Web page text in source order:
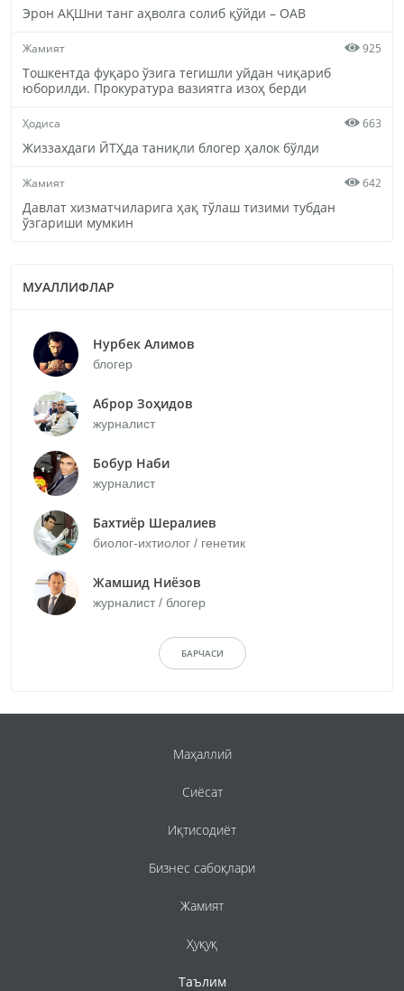
Эрон АҚШни танг аҳволга солиб қўйди – ОАВ
Жамият 925
Тошкентда фуқаро ўзига тегишли уйдан чиқариб
юборилди. Прокуратура вазиятга изоҳ берди
Ҳодиса 663
Жиззахдаги ЙТҲда таниқли блогер ҳалок бўлди
Жамият 642
Давлат хизматчиларига ҳақ тўлаш тизими тубдан
ўзгариши мумкин
МУАЛЛИФЛАР
Нурбек Алимов
блогер
Аброр Зоҳидов
журналист
Бобур Наби
журналист
Бахтиёр Шералиев
биолог-ихтиолог / генетик
Жамшид Ниёзов
журналист / блогер
БАРЧАСИ
Маҳаллий
Сиёсат
Иқтисодиёт
Бизнес сабоқлари
Жамият
Ҳуқуқ
Таълим